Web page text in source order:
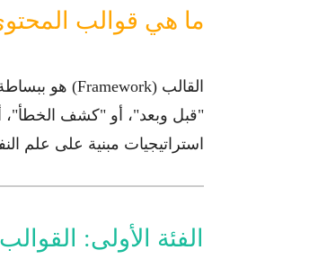
ما هي قوالب
القالب (Framework) هو ببساطة
"قبل وبعد"، أو "كشف الخطأ"،
استراتيجيات مبنية على علم
الفئة الأولى: